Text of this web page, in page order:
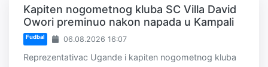
Kapiten nogometnog kluba SC Villa David
Owori preminuo nakon napada u Kampali
Fudbal 06.08.2026 16:07
Reprezentativac Ugande i kapiten nogometnog kluba